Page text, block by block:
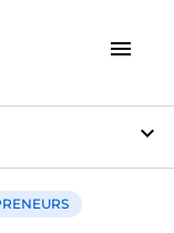
menu
expand_more